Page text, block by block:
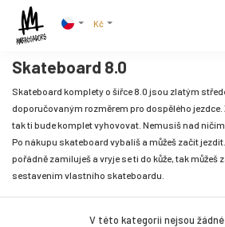
Kč
Skateboard 8.0
Skateboard komplety o šířce 8.0 jsou zlatým
doporučovaným rozměrem pro dospělého
tak ti bude komplet vyhovovat. Nemusíš nad
Po nákupu skateboard vybalíš a můžeš začít
pořádně zamiluješ a vryje se ti do kůže, tak můžeš
sestavením vlastního skateboardu.
V této kategorii nejsou žádné